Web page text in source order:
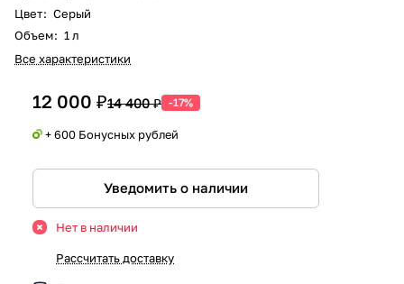
Цвет: Серый
Объем: 1 л
Все характеристики
12 000 ₽14 400 ₽ -17%
+ 600 Бонусных рублей
Уведомить о наличии
Нет в наличии
Рассчитать доставку